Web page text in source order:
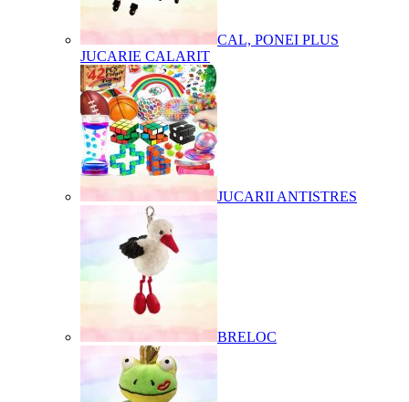
CAL, PONEI PLUS
JUCARIE CALARIT
JUCARII ANTISTRES
BRELOC